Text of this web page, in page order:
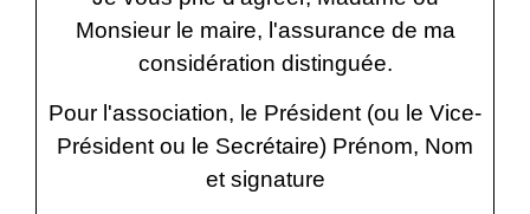
Monsieur le maire, l'assurance de ma
considération distinguée.
Pour l'association, le Président (ou le Vice-
Président ou le Secrétaire) Prénom, Nom
et signature